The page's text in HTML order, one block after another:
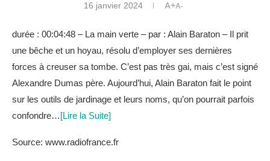
16 janvier 2024 A+A-
durée : 00:04:48 – La main verte – par : Alain Baraton – Il prit
une bêche et un hoyau, résolu d’employer ses dernières
forces à creuser sa tombe. C’est pas très gai, mais c’est signé
Alexandre Dumas père. Aujourd’hui, Alain Baraton fait le point
sur les outils de jardinage et leurs noms, qu’on pourrait parfois
confondre…[Lire la Suite]
Source: www.radiofrance.fr